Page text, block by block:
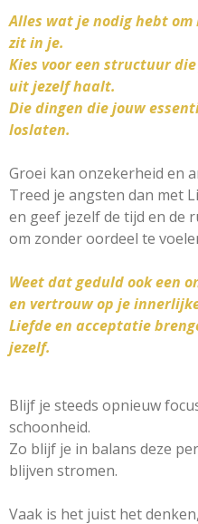
Alles wat je nodig hebt
zit in je.
Kies voor een structuur
uit jezelf haalt.
Die dingen die jouw
loslaten.
Groei kan onzekerheid en
Treed je angsten dan met
en geef jezelf de tijd en de
om zonder oordeel te
Weet dat geduld ook een
en vertrouw op je
Liefde en acceptatie
jezelf.
Blijf je steeds opnieuw
schoonheid.
Zo blijf je in balans deze
blijven stromen.
Vaak is het juist het